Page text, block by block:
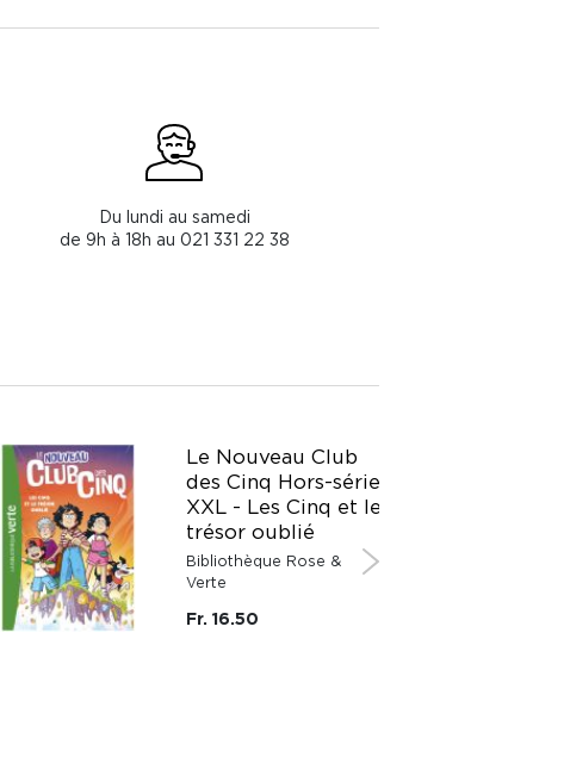
Du lundi au samedi
de 9h à 18h au 021 331 22 38
Le Nouveau Club
des Cinq Hors-série
XXL - Les Cinq et le
trésor oublié
Bibliothèque Rose &
Verte
Fr. 16.50